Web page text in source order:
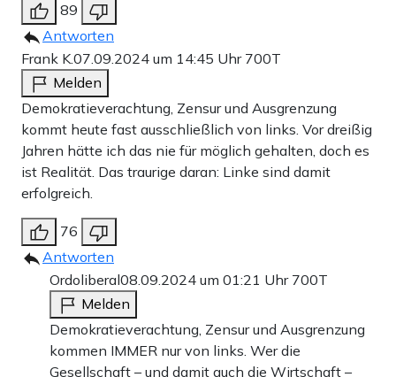
89
Antworten
Frank K.07.09.2024 um 14:45 Uhr 700T
Melden
Demokratieverachtung, Zensur und Ausgrenzung
kommt heute fast ausschließlich von links. Vor dreißig
Jahren hätte ich das nie für möglich gehalten, doch es
ist Realität. Das traurige daran: Linke sind damit
erfolgreich.
76
Antworten
Ordoliberal08.09.2024 um 01:21 Uhr 700T
Melden
Demokratieverachtung, Zensur und Ausgrenzung
kommen IMMER nur von links. Wer die
Gesellschaft – und damit auch die Wirtschaft –